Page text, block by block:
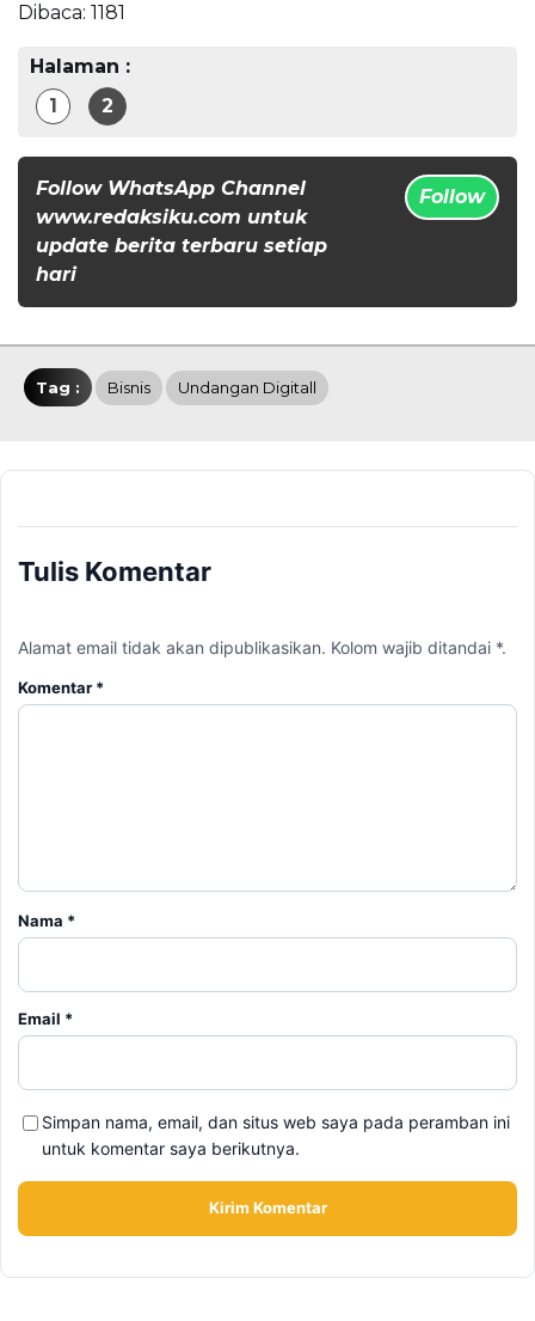
Dibaca: 1181
Halaman :
1
2
Follow WhatsApp Channel
www.redaksiku.com untuk
update berita terbaru setiap
hari
Follow
Tag : Bisnis Undangan Digitall
Tulis Komentar